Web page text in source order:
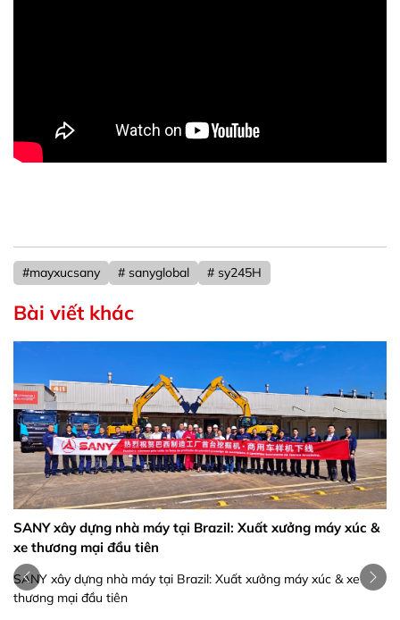
#mayxucsany # sanyglobal # sy245H
Bài viết khác
SANY xây dựng nhà máy tại Brazil: Xuất xưởng máy xúc &
xe thương mại đầu tiên
SANY xây dựng nhà máy tại Brazil: Xuất xưởng máy xúc & xe
thương mại đầu tiên